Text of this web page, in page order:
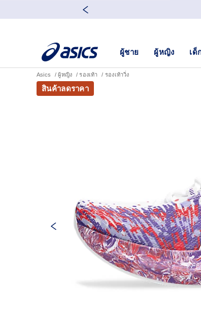
ผู้ชาย ผู้หญิง เด็
Asics ผู้หญิง รองเท้า รองเท้าวิ่ง
สินค้าลดราคา